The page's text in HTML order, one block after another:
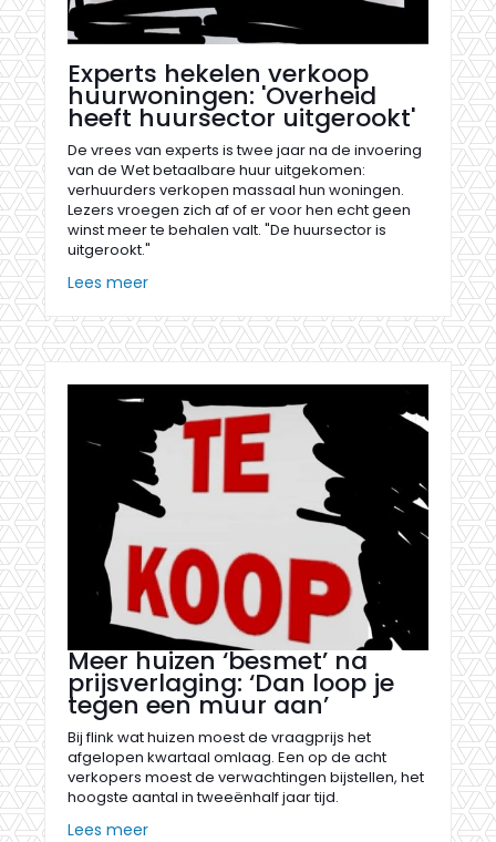
Experts hekelen verkoop
huurwoningen: 'Overheid
heeft huursector uitgerookt'
De vrees van experts is twee jaar na de invoering
van de Wet betaalbare huur uitgekomen:
verhuurders verkopen massaal hun woningen.
Lezers vroegen zich af of er voor hen echt geen
winst meer te behalen valt. "De huursector is
uitgerookt."
Lees meer
Meer huizen ‘besmet’ na
prijsverlaging: ‘Dan loop je
tegen een muur aan’
Bij flink wat huizen moest de vraagprijs het
afgelopen kwartaal omlaag. Een op de acht
verkopers moest de verwachtingen bijstellen, het
hoogste aantal in tweeënhalf jaar tijd.
Lees meer